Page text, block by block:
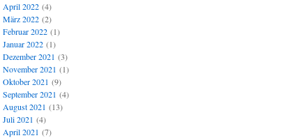
April 2022(4)
März 2022(2)
Februar 2022(1)
Januar 2022(1)
Dezember 2021 (3)
November 2021 (1)
Oktober 2021 (9)
September 2021 (4)
August 2021 (13)
Juli 2021 (4)
April 2021 (7)